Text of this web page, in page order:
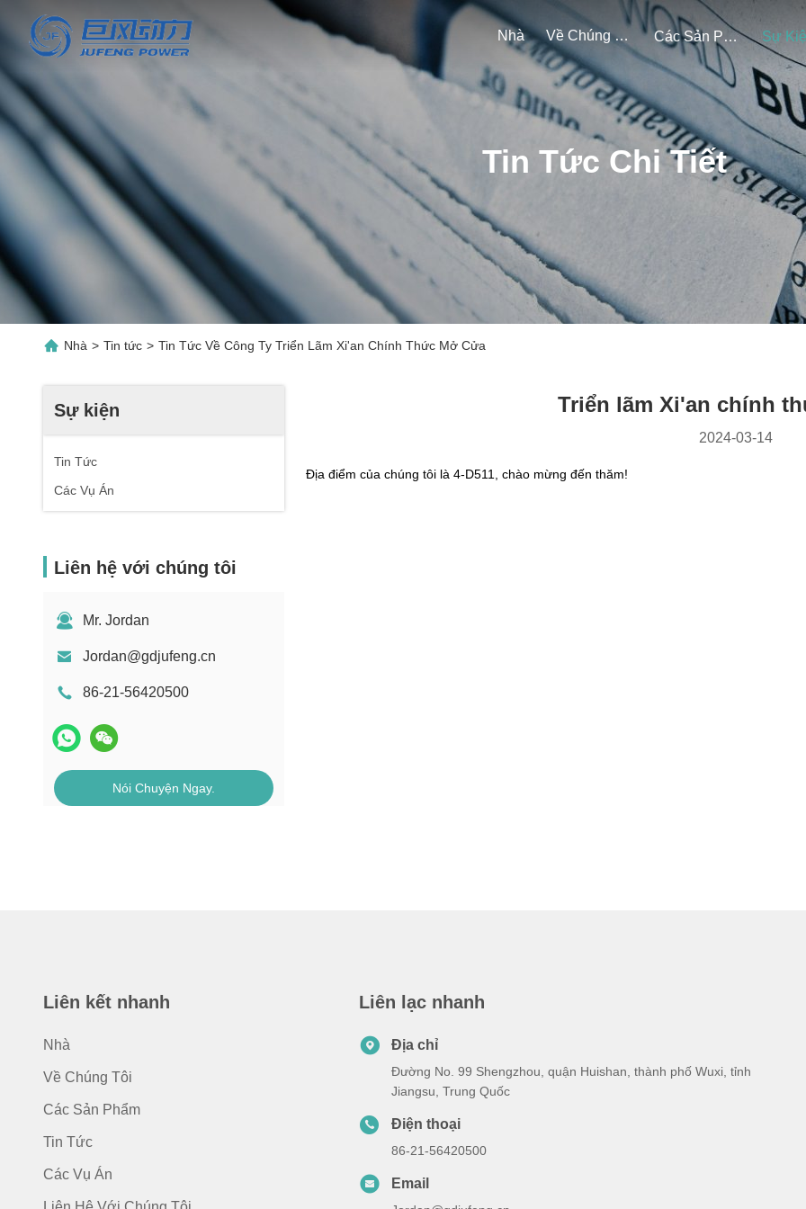
Nhà Về Chúng Tôi Các Sản Phẩm Sự
Tin Tức Chi Tiết
Nhà > Tin tức > Tin Tức Về Công Ty Triển Lãm Xi'an Chính Thức Mở Cửa
Sự kiện
Tin Tức
Các Vụ Án
Liên hệ với chúng tôi
Mr. Jordan
Jordan@gdjufeng.cn
86-21-56420500
Nói Chuyện Ngay.
Triển lãm Xi'an chính
2024-03-14
Địa điểm của chúng tôi là 4-D511, chào mừng đến thăm!
Liên kết nhanh
Nhà
Về Chúng Tôi
Các Sản Phẩm
Tin Tức
Các Vụ Án
Liên lạc nhanh
Địa chỉ
Đường No. 99 Shengzhou, quận Huishan, thành phố Wuxi, tỉnh
Jiangsu, Trung Quốc
Điện thoại
86-21-56420500
Email